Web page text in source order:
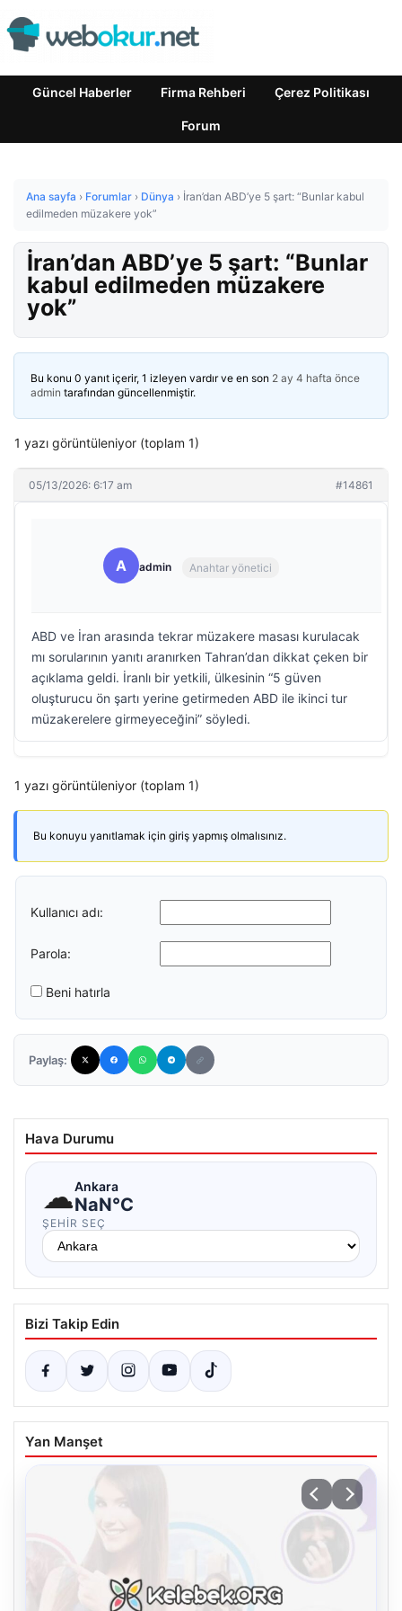
Güncel Haberler Firma Rehberi Çerez Politikası
Forum
Ana sayfa › Forumlar › Dünya › İran’dan ABD’ye 5 şart: “Bunlar kabul
edilmeden müzakere yok”
İran’dan ABD’ye 5 şart: “Bunlar
kabul edilmeden müzakere
yok”
Bu konu 0 yanıt içerir, 1 izleyen vardır ve en son 2 ay 4 hafta önce
admin tarafından güncellenmiştir.
1 yazı görüntüleniyor (toplam 1)
05/13/2026: 6:17 am #14861
A admin Anahtar yönetici
ABD ve İran arasında tekrar müzakere masası kurulacak
mı sorularının yanıtı aranırken Tahran’dan dikkat çeken bir
açıklama geldi. İranlı bir yetkili, ülkesinin “5 güven
oluşturucu ön şartı yerine getirmeden ABD ile ikinci tur
müzakerelere girmeyeceğini” söyledi.
1 yazı görüntüleniyor (toplam 1)
Bu konuyu yanıtlamak için giriş yapmış olmalısınız.
Kullanıcı adı:
Parola:
Beni hatırla
Paylaş:
Hava Durumu
☁Ankara
NaN°C
ŞEHIR SEÇ
Bizi Takip Edin
Yan Manşet